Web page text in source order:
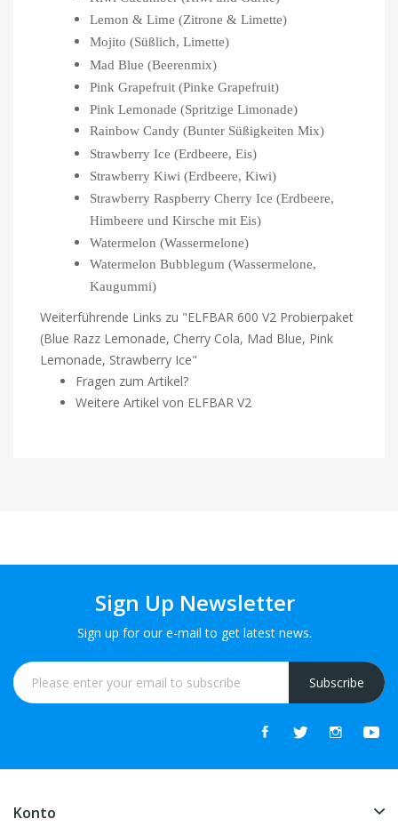
Lemon & Lime (Zitrone & Limette)
Mojito (Süßlich, Limette)
Mad Blue (Beerenmix)
Pink Grapefruit (Pinke Grapefruit)
Pink Lemonade (Spritzige Limonade)
Rainbow Candy (Bunter Süßigkeiten Mix)
Strawberry Ice (Erdbeere, Eis)
Strawberry Kiwi (Erdbeere, Kiwi)
Strawberry Raspberry Cherry Ice (Erdbeere,
Himbeere und Kirsche mit Eis)
Watermelon (Wassermelone)
Watermelon Bubblegum (Wassermelone,
Kaugummi)
Weiterführende Links zu "ELFBAR 600 V2 Probierpaket
(Blue Razz Lemonade, Cherry Cola, Mad Blue, Pink
Lemonade, Strawberry Ice"
Fragen zum Artikel?
Weitere Artikel von ELFBAR V2
Sign Up Newsletter
Sign up for our e-mail to get latest news.
Subscribe
Konto